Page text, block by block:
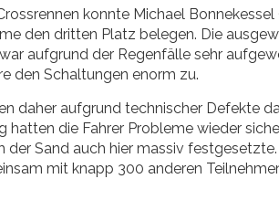
konnte Michael
den dritten Platz belegen. Die
aufgrund der Regenfälle sehr
den Schaltungen enorm zu.
daher aufgrund technischer Defekte
hatten die Fahrer Probleme wieder
der Sand auch hier massiv
mit knapp 300 anderen